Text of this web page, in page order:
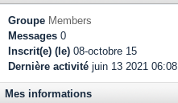
Groupe Members
Messages 0
Inscrit(e) (le) 08-octobre 15
Dernière activité juin 13 2021 06:08
Mes informations